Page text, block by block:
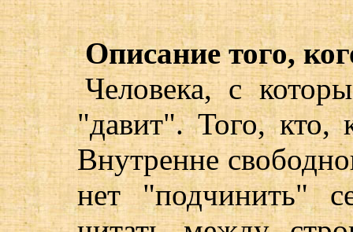
Описание того,
Человека, с
"давит". Того,
Внутренне
нет "подчинить"